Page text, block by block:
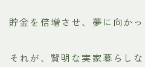
貯金を倍増させ、夢に向か
それが、賢明な実家暮らしな